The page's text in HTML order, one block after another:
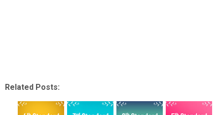
Related Posts: